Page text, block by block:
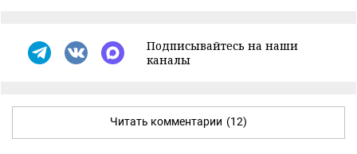
Подписывайтесь на наши
каналы
Читать комментарии (12)